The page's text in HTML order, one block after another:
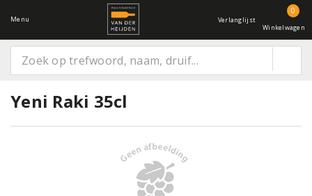
Menu Verlanglijst
0
Winkelwagen
Yeni Raki 35cl